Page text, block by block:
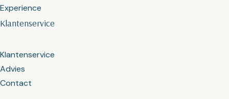
Klantenservice
Klantenservice
Advies
Contact
Experience